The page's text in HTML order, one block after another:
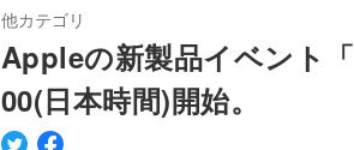
他カテゴリ
Appleの新製品イベント
00(日本時間)開始。